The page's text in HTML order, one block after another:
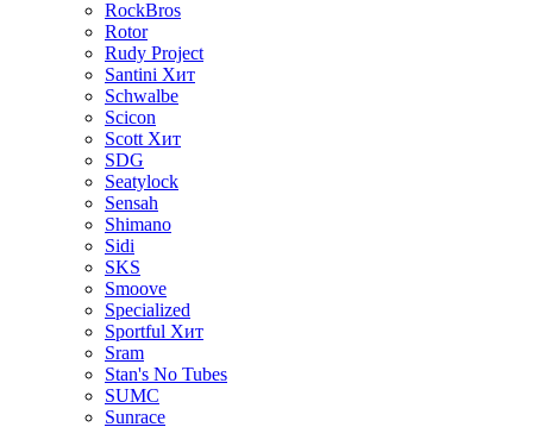
RockBros
Rotor
Rudy Project
Santini Хит
Schwalbe
Scicon
Scott Хит
SDG
Seatylock
Sensah
Shimano
Sidi
SKS
Smoove
Specialized
Sportful Хит
Sram
Stan's No Tubes
SUMC
Sunrace